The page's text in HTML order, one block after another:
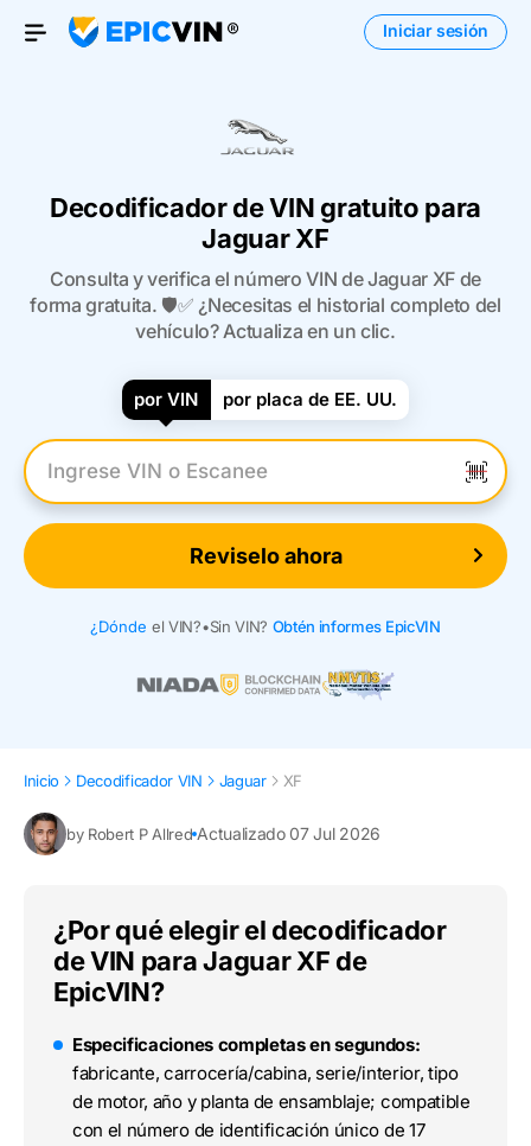
Open Menu
Iniciar sesión
Decodificador de VIN gratuito para
Jaguar XF
Consulta y verifica el número VIN de Jaguar XF de
forma gratuita. 🛡️✅ ¿Necesitas el historial completo del
vehículo? Actualiza en un clic.
por VIN por placa de EE. UU.
Introduzca el VIN
Reviselo ahora
¿Dónde el VIN?•Sin VIN? Obtén informes EpicVIN
Inicio Decodificador VIN Jaguar XF
by Robert P Allred Actualizado 07 Jul 2026
¿Por qué elegir el decodificador
de VIN para Jaguar XF de
EpicVIN?
Especificaciones completas en segundos:
fabricante, carrocería/cabina, serie/interior, tipo
de motor, año y planta de ensamblaje; compatible
con el número de identificación único de 17